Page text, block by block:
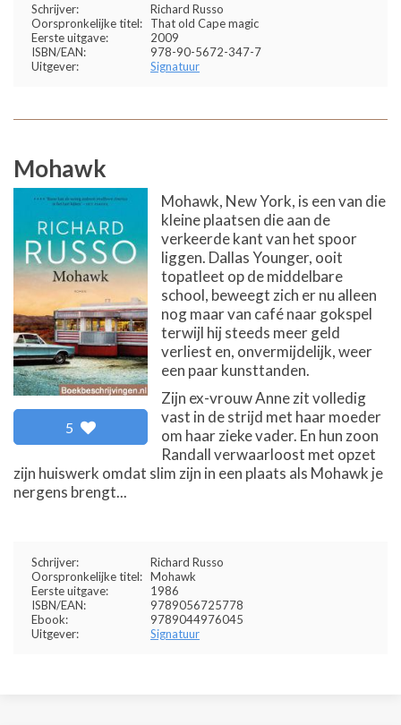
Schrijver:
Richard Russo
Oorspronkelijke titel:
That old Cape magic
Eerste uitgave:
2009
ISBN/EAN:
978-90-5672-347-7
Uitgever:
Signatuur
Mohawk
5
Mohawk, New York, is een van die
kleine plaatsen die aan de
verkeerde kant van het spoor
liggen. Dallas Younger, ooit
topatleet op de middelbare
school, beweegt zich er nu alleen
nog maar van café naar gokspel
terwijl hij steeds meer geld
verliest en, onvermijdelijk, weer
een paar kunsttanden.
Zijn ex-vrouw Anne zit volledig
vast in de strijd met haar moeder
om haar zieke vader. En hun zoon
Randall verwaarloost met opzet
zijn huiswerk omdat slim zijn in een plaats als Mohawk je
nergens brengt...
Schrijver:
Richard Russo
Oorspronkelijke titel: Mohawk
Eerste uitgave:
1986
ISBN/EAN:
9789056725778
Ebook:
9789044976045
Uitgever:
Signatuur